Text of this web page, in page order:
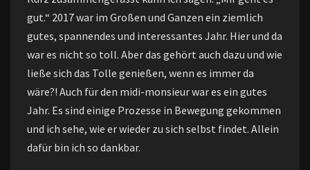
gut.“ 2017 war im Großen und Ganzen ein ziemlich
gutes, spannendes und interessantes Jahr. Hier und da
war es nicht so toll. Aber das gehört auch dazu und wie
ließe sich das Tolle genießen, wenn es immer da
wäre?! Auch für den midi-monsieur war es ein gutes
Jahr. Es sind einige Prozesse in Bewegung gekommen
und ich sehe, wie er wieder zu sich selbst findet. Allein
dafür bin ich so dankbar.